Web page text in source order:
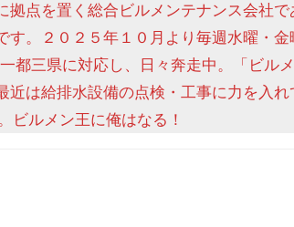
点を置く総合ビルメンテナンス会社
す。２０２５年１０月より毎週水曜・金
都三県に対応し、日々奔走中。「ビル
近は給排水設備の点検・工事に力を入
ビルメン王に俺はなる！